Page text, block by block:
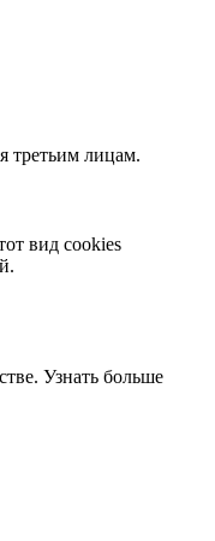
третьим лицам.
вид cookies
Узнать больше